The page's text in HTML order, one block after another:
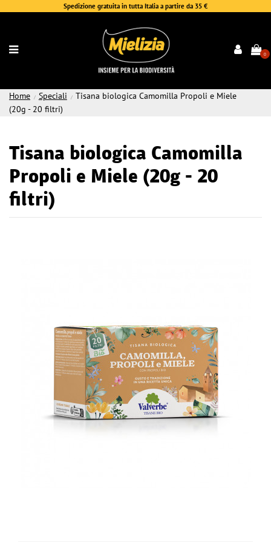
Spedizione gratuita in tutta Italia a partire da 35 €
0
Home Speciali
Tisana biologica Camomilla Propoli e Miele
(20g - 20 filtri)
Tisana biologica Camomilla
Propoli e Miele (20g - 20
filtri)